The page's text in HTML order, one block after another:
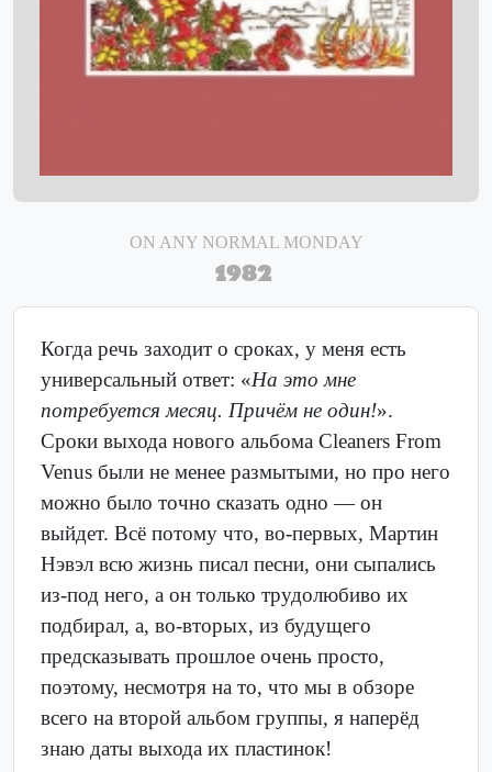
ON ANY NORMAL MONDAY
1982
Когда речь заходит о сроках, у меня есть
универсальный ответ: «На это мне
потребуется месяц. Причём не один!».
Сроки выхода нового альбома Cleaners From
Venus были не менее размытыми, но про него
можно было точно сказать одно — он
выйдет. Всё потому что, во-первых, Мартин
Нэвэл всю жизнь писал песни, они сыпались
из-под него, а он только трудолюбиво их
подбирал, а, во-вторых, из будущего
предсказывать прошлое очень просто,
поэтому, несмотря на то, что мы в обзоре
всего на второй альбом группы, я наперёд
знаю даты выхода их пластинок!